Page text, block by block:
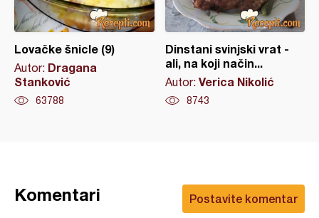
Lovačke šnicle (9)
Autor: Dragana
Stanković
63788
Dinstani svinjski vrat -
ali, na koji način...
Autor: Verica Nikolić
8743
Postavite komentar
Komentari